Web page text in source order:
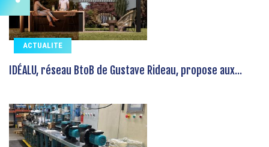
ACTUALITE
IDÉALU, réseau BtoB de Gustave Rideau, propose aux...